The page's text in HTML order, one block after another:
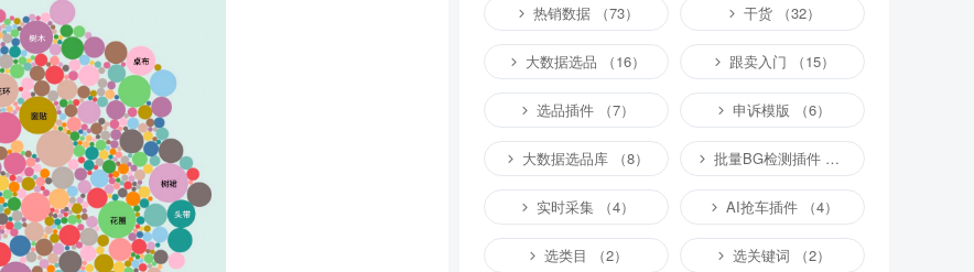
热销数据 （73） 干货 （32）
大数据选品 （16） 跟卖入门 （15）
选品插件 （7） 申诉模版 （6）
大数据选品库 （8） 批量BG检测插件 （4）
实时采集 （4） AI抢车插件 （4）
选类目 （2） 选关键词 （2）